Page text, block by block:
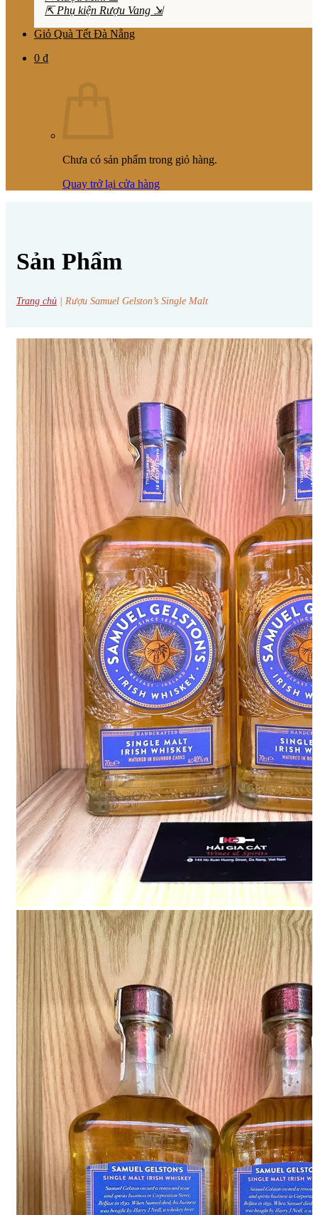
⇱ Phụ kiện Rượu Vang ⇲
Giỏ Quà Tết Đà Nẵng
0 ₫
Chưa có sản phẩm trong giỏ hàng.
Quay trở lại cửa hàng
Sản Phẩm
Trang chủ Rượu Samuel Gelston’s Single Malt